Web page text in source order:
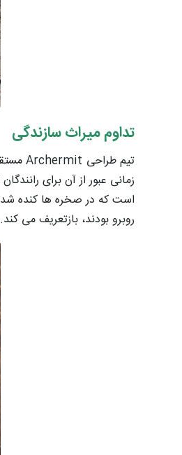
تداوم میراث سازندگی
روبرو بودند، بازتعریف می کند.